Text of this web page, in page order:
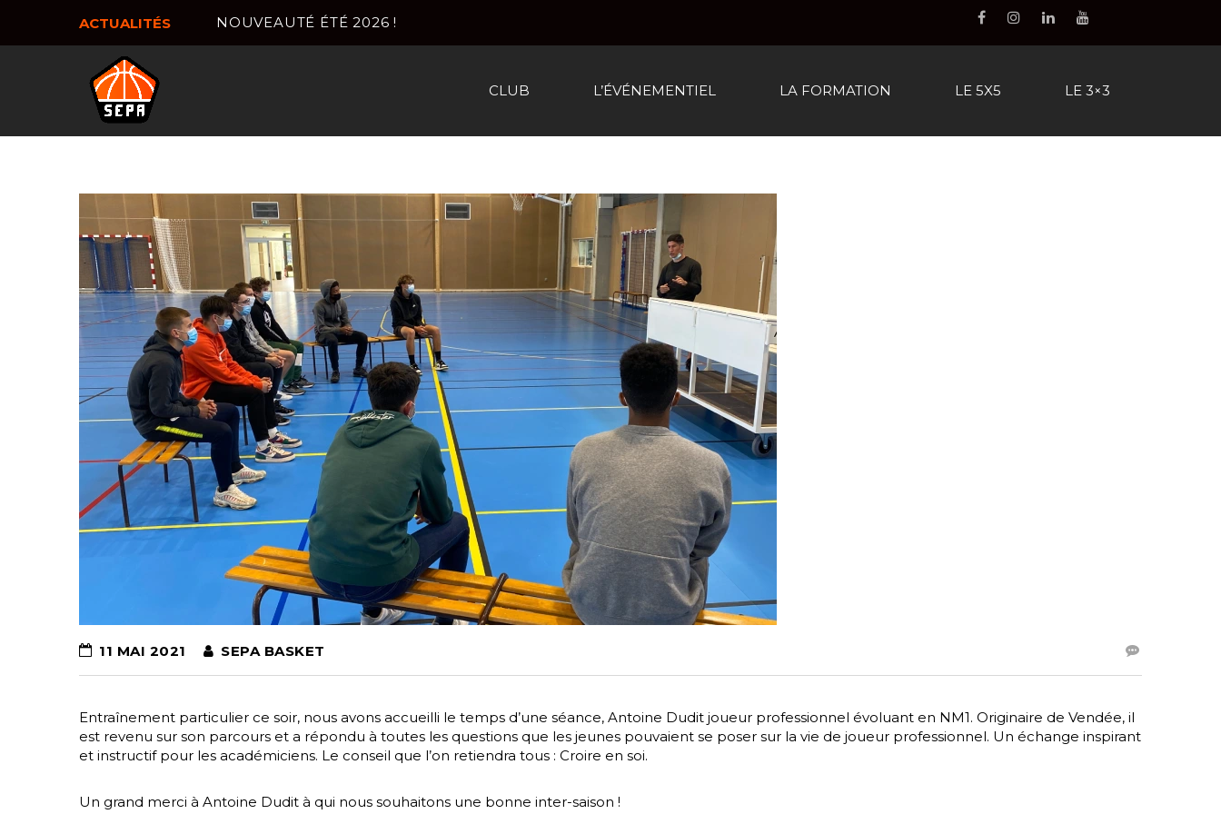
ACTUALITÉS NOUVEAUTÉ ÉTÉ 2026 !
CLUB L’ÉVÉNEMENTIEL LA FORMATION LE 5X5 LE 3×3
11 MAI 2021 SEPA BASKET
Entraînement particulier ce soir, nous avons accueilli le temps d’une séance, Antoine Dudit joueur professionnel évoluant en NM1. Originaire de Vendée, il
est revenu sur son parcours et a répondu à toutes les questions que les jeunes pouvaient se poser sur la vie de joueur professionnel. Un échange inspirant
et instructif pour les académiciens. Le conseil que l’on retiendra tous : Croire en soi.
Un grand merci à Antoine Dudit à qui nous souhaitons une bonne inter-saison !